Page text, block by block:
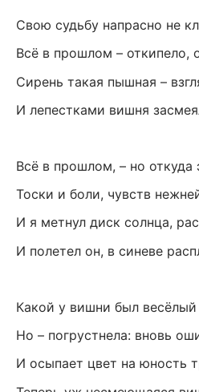
Свою судьбу напрасно не
Всё в прошлом – откипело,
Сирень такая пышная –
И лепестками вишня
Всё в прошлом, – но откуда
Тоски и боли, чувств
И я метнул диск солнца,
И полетел он, в синеве
Какой у вишни был весёлый
Но – погрустнела: вновь
И осыпает цвет на юность